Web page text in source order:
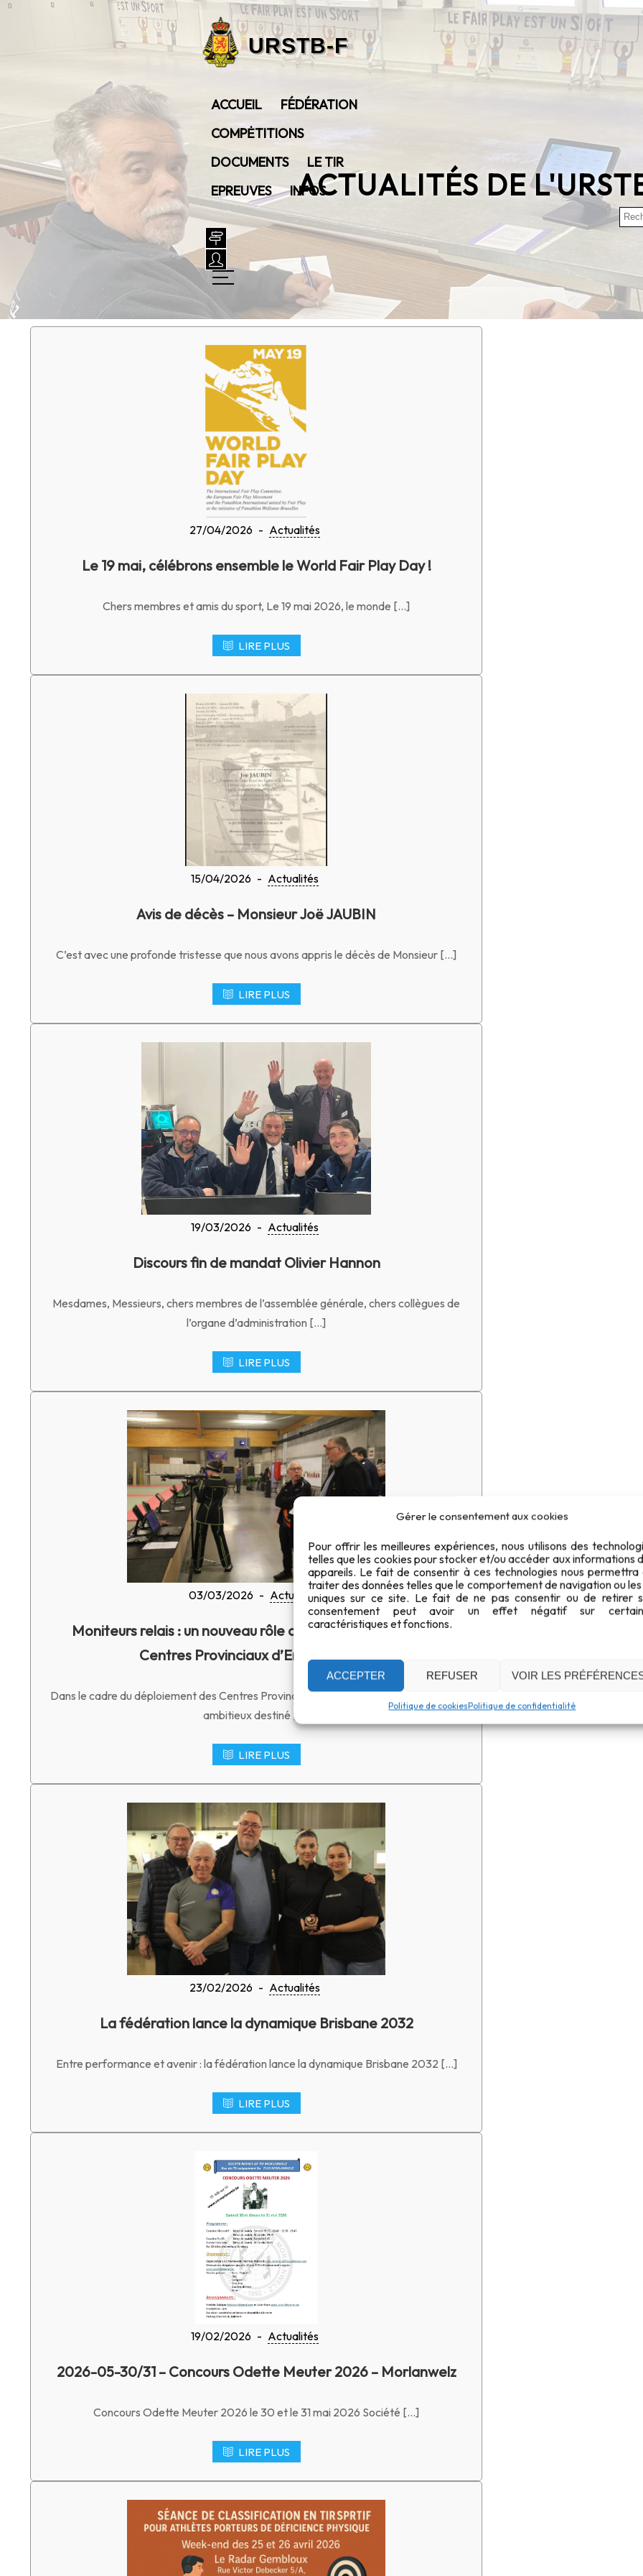
Gérer le consentement aux cookies
Pour offrir les meilleures expériences, nous utilisons des
telles que les cookies pour stocker et/ou accéder aux informations
appareils. Le fait de consentir à ces technologies nous permettra
traiter des données telles que le comportement de navigation ou
uniques sur ce site. Le fait de ne pas consentir ou de retirer
consentement peut avoir un effet négatif sur
caractéristiques et fonctions.
ACCEPTER REFUSER VOIR LES
Politique de cookiesPolitique de confidentialité
ACCUEIL
FÉDÉRATION
COMPĖTITIONS
DOCUMENTS
LE TIR
EPREUVES
INFOS
ACTUALITÉS DE
27/04/2026 - Actualités
Le 19 mai, célébrons ensemble le World Fair Play Day !
Chers membres et amis du sport, Le 19 mai 2026, le monde […]
LIRE PLUS
15/04/2026 - Actualités
Avis de décès – Monsieur Joë JAUBIN
C’est avec une profonde tristesse que nous avons appris le décès de Monsieur […]
LIRE PLUS
19/03/2026 - Actualités
Discours fin de mandat Olivier Hannon
Mesdames, Messieurs, chers membres de l’assemblée générale, chers collègues de
l’organe d’administration […]
LIRE PLUS
03/03/2026 - Actualités
Moniteurs relais : un nouveau rôle clé au sein du projet des
Centres Provinciaux d’Entraînement
Dans le cadre du déploiement des Centres Provinciaux d’Entraînement (CPE), projet
ambitieux destiné […]
LIRE PLUS
23/02/2026 - Actualités
La fédération lance la dynamique Brisbane 2032
Entre performance et avenir : la fédération lance la dynamique Brisbane 2032 […]
LIRE PLUS
19/02/2026 - Actualités
2026-05-30/31 – Concours Odette Meuter 2026 – Morlanwelz
Concours Odette Meuter 2026 le 30 et le 31 mai 2026 Société […]
LIRE PLUS